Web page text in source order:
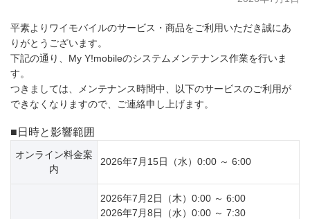
平素よりワイモバイルのサービス・商品をご利用いただき誠にあ
りがとうございます。
下記の通り、My Y!mobileのシステムメンテナンス作業を行いま
す。
つきましては、メンテナンス時間中、以下のサービスのご利用が
できなくなりますので、ご連絡申し上げます。
■日時と影響範囲
オンライン料金案
内
2026年7月15日（水）0:00 ～ 6:00
2026年7月2日（木）0:00 ～ 6:00
2026年7月8日（水）0:00 ～ 7:30